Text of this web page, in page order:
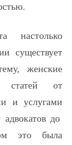
настолько
существует
женские
статей от
и услугами
до
это была